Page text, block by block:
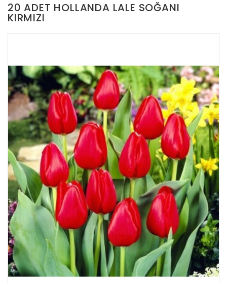
20 ADET HOLLANDA LALE SOĞANI
KIRMIZI